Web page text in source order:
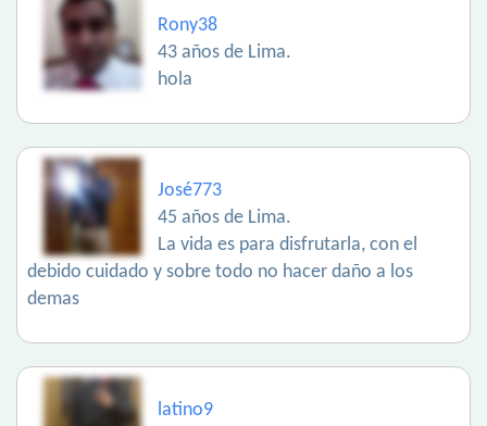
Rony38
43 años de Lima.
hola
José773
45 años de Lima.
La vida es para disfrutarla, con el
debido cuidado y sobre todo no hacer daño a los
demas
latino9